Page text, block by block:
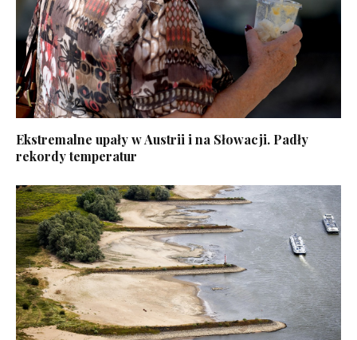
Ekstremalne upały w Austrii i na Słowacji. Padły
rekordy temperatur